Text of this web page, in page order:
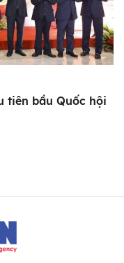
tiên bầu Quốc hội